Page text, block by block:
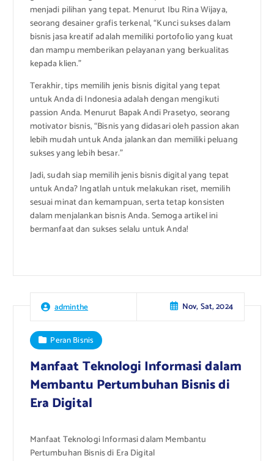
menjadi pilihan yang tepat. Menurut Ibu Rina Wijaya,
seorang desainer grafis terkenal, “Kunci sukses dalam
bisnis jasa kreatif adalah memiliki portofolio yang kuat
dan mampu memberikan pelayanan yang berkualitas
kepada klien.”
Terakhir, tips memilih jenis bisnis digital yang tepat
untuk Anda di Indonesia adalah dengan mengikuti
passion Anda. Menurut Bapak Andi Prasetyo, seorang
motivator bisnis, “Bisnis yang didasari oleh passion akan
lebih mudah untuk Anda jalankan dan memiliki peluang
sukses yang lebih besar.”
Jadi, sudah siap memilih jenis bisnis digital yang tepat
untuk Anda? Ingatlah untuk melakukan riset, memilih
sesuai minat dan kemampuan, serta tetap konsisten
dalam menjalankan bisnis Anda. Semoga artikel ini
bermanfaat dan sukses selalu untuk Anda!
adminthe Nov, Sat, 2024
Peran Bisnis
Manfaat Teknologi Informasi dalam
Membantu Pertumbuhan Bisnis di
Era Digital
Manfaat Teknologi Informasi dalam Membantu
Pertumbuhan Bisnis di Era Digital